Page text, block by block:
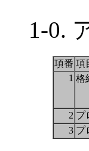
1-0.
項番 項
1 格
2 プ
3 プ